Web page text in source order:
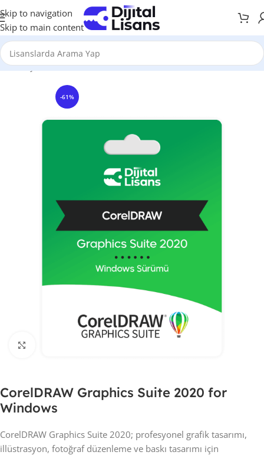
Skip to navigation
Skip to main content
Anasayfa Grafik & Tasarım CorelDRAW CorelDraw Windows
-61%
CorelDRAW Graphics Suite 2020 for
Windows
CorelDRAW Graphics Suite 2020; profesyonel grafik tasarımı,
illüstrasyon, fotoğraf düzenleme ve baskı tasarımı için